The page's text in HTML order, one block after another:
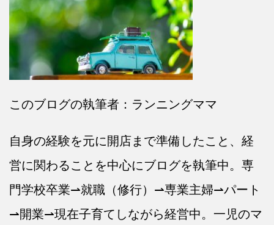
このブログの執筆者：ランニングママ
自身の経験を元に開店まで準備したこと、経
営に関わることを中心にブログを執筆中。専
門学校卒業⇀就職（修行）⇀専業主婦⇀パート
⇀開業⇀現在子育てしながら経営中。一児のマ